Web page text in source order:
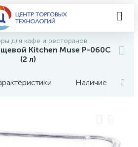
для кафе и ресторанов
Kitchen Muse P-060C
(2 л)
Наличие